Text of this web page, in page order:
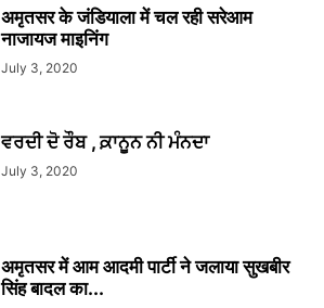
अमृतसर के जंडियाला में चल रही सरेआम
नाजायज माइनिंग
July 3, 2020
ਵਰਦੀ ਦੋ ਰੌਬ , ਕ਼ਾਨੂਨ ਨੀ ਮੰਨਦਾ
July 3, 2020
अमृतसर में आम आदमी पार्टी ने जलाया सुखबीर
सिंह बादल का...